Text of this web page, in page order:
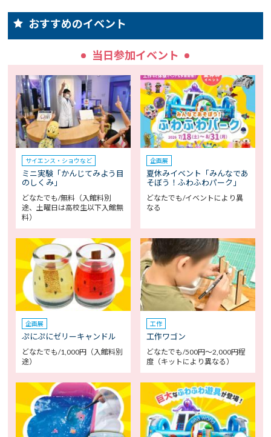
おすすめのイベント
当日参加イベント
サイエンス・ショウなど
ミニ実験「かんじてみよう目
のしくみ」
どなたでも/無料（入館料別
途、土曜日は高校生以下入館無
料）
企画展
夏休みイベント「みんなであ
そぼう！ふわふわパーク」
どなたでも/イベントにより異
なる
企画展
ぷにぷにゼリーキャンドル
どなたでも/1,000円（入館料別
途）
工作
工作ワゴン
どなたでも/500円～2,000円程
度（キットにより異なる）